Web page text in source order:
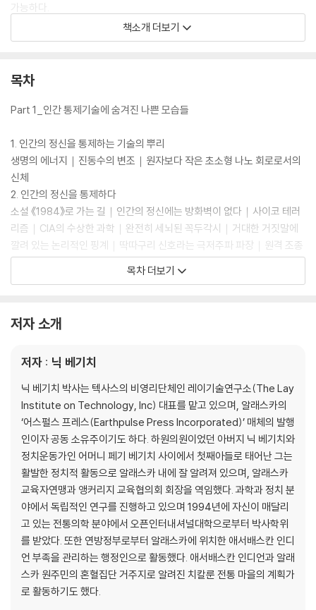
가능하다.
새로운 유형의 정보전쟁과 보이지 않는 무기 전자기복사의 군사적 활용들
공포심과 집단적 히스테리를 유발하거나 정신 상태와 신체기능의 장애, 그
목적으로 이 기술을 악용한다면 우리는 모두 누군가에 의해 조종을 받는
자들과 안보를 내세운 국가권력이 탄생시킨 이 무기들은 명확하게 ‘적’만
을 향한 것이 아니라 바로 우리를, 불특정한 개개의 시민을 향할 수도 있다.
저자는 이 가공할 만한 현실을 고발하고 위험성을 경고하며 인간 정신의
통제기술이 인간의 잠재력을 계발하는 원천이 될 수 있도록 공개적인 토론
을 역설하고 있다.
책소개 더보기
목차
Part 1_인간 통제기술에 숨겨진 나쁜 모습들
1. 인간의 정신을 통제하는 기술의 뿌리
생명의 에너지｜진동수의 변조｜원자보다 작은 초소형 나노 회로로서의
신체
2. 인간의 정신을 통제하다
소설 《1984》로 가는 길｜인간의 정신에는 방화벽이 없다｜사이코 테러
리즘｜CIA의 수상한 과학｜완전히 세뇌된 꼭두각시｜거대한 거짓말에
깔려 있는 논리적인 핑계｜딱따구리 신호라는 극저주파 파장｜원격 조종
되는 사람들: MK-울트라｜인간이 들을 수 없는 극초음속 소리｜원거리
조종을 위해 MK-울트라로의 회귀｜귀 없이 소리 듣기｜감정과 정신의
인간의 뇌를 인위적으로 조종하는 비살상 무기｜유럽 의회가 문제를 제기
신체 에너지 흐름과 상호작용, 그리고 기타 고려사항｜딱따구리 신호｜LI
DA: 소련의 장치｜호세 델가도 박사의 뇌 지도 작성
4. 다른 차원의 정신전쟁
정보 혁명과 미래의 공군｜새로운 유형의 정보전쟁
5. 사람의 청각을 조종하다
극초단파 음향 효과를 통한 커뮤니케이션｜과거 역사로의 회귀
6. 기타 특허와 윤리적인 문제
잠재의식 메시지와 상업적 이용｜기억에 대한 새로운 정의｜뇌를 컴퓨터
에 접속하기까지｜인간의 뇌는 얼마나 강력한가｜무슨 생각을 하는지 리
딩한다｜아직도 당신의 마음이 궁금하다
7. 정신과 몸을 통제하다
뇌파 주파수의 유형｜뇌 활동을 제어하는 혁신적인 기술｜사고나 기억의
전이
8. 정신의 무기화
전자기복사의 군사적 활용｜그 외 기이한 특수 기술들｜보이지 않는 무
목차 더보기
저자 소개
저자 : 닉 베기치
닉 베기치 박사는 텍사스의 비영리단체인 레이기술연구소(The Lay
Institute on Technology, Inc) 대표를 맡고 있으며, 알래스카의
‘어스펄스 프레스(Earthpulse Press Incorporated)’ 매체의 발행
인이자 공동 소유주이기도 하다. 하원의원이었던 아버지 닉 베기치와
정치운동가인 어머니 페기 베기치 사이에서 첫째아들로 태어난 그는
활발한 정치적 활동으로 알래스카 내에 잘 알려져 있으며, 알래스카
교육자연맹과 앵커리지 교육협의회 회장을 역임했다. 과학과 정치 분
야에서 독립적인 연구를 진행하고 있으며 1994년에 자신이 매달리
고 있는 전통의학 분야에서 오픈인터내셔널대학으로부터 박사학위
를 받았다. 또한 연방정부로부터 알래스카에 위치한 애서배스칸 인디
언 부족을 관리하는 행정인으로 활동했다. 애서배스칸 인디언과 알래
스카 원주민의 혼혈집단 거주지로 알려진 치칼룬 전통 마을의 계획가
로 활동하기도 했다.